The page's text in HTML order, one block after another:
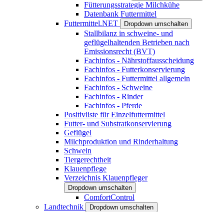
Fütterungsstrategie Milchkühe
Datenbank Futtermittel
Futtermittel.NET
Dropdown umschalten
Stallbilanz in schweine- und
geflügelhaltenden Betrieben nach
Emissionsrecht (BVT)
Fachinfos - Nährstoffausscheidung
Fachinfos - Futterkonservierung
Fachinfos - Futtermittel allgemein
Fachinfos - Schweine
Fachinfos - Rinder
Fachinfos - Pferde
Positivliste für Einzelfuttermittel
Futter- und Substratkonservierung
Geflügel
Milchproduktion und Rinderhaltung
Schwein
Tiergerechtheit
Klauenpflege
Verzeichnis Klauenpfleger
Dropdown umschalten
ComfortControl
Landtechnik
Dropdown umschalten